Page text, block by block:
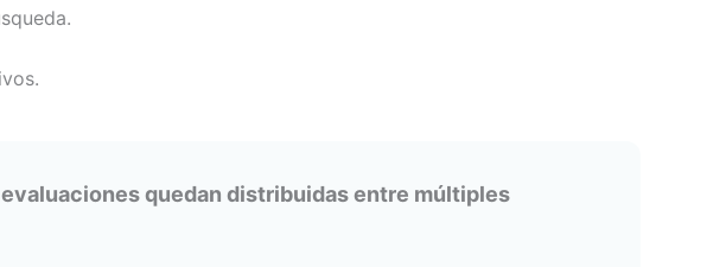
quedan distribuidas entre múltiples